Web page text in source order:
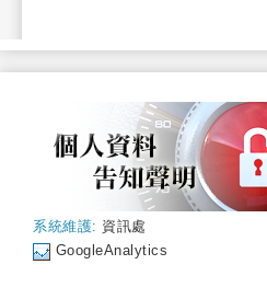
系統維護: 資訊處
GoogleAnalytics